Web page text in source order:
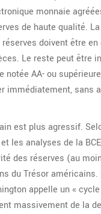
monnaie
de haute qualité.
doivent être
Le reste peut être
notée AA- ou
immédiatement, sans
est plus agressif.
les analyses de la
des réserves (au
du Trésor américains.
appelle un «
massivement de la